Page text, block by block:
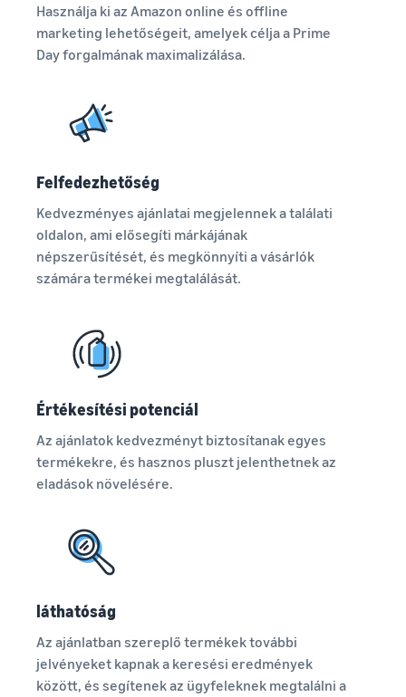
Használja ki az Amazon online és offline
marketing lehetőségeit, amelyek célja a Prime
Day forgalmának maximalizálása.
Felfedezhetőség
Kedvezményes ajánlatai megjelennek a találati
oldalon, ami elősegíti márkájának
népszerűsítését, és megkönnyíti a vásárlók
számára termékei megtalálását.
Értékesítési potenciál
Az ajánlatok kedvezményt biztosítanak egyes
termékekre, és hasznos pluszt jelenthetnek az
eladások növelésére.
láthatóság
Az ajánlatban szereplő termékek további
jelvényeket kapnak a keresési eredmények
között, és segítenek az ügyfeleknek megtalálni a